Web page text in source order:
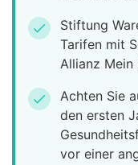
check
Stiftung
Tarifen mit
Allianz Mein
check
Achten Sie
den ersten
vor einer